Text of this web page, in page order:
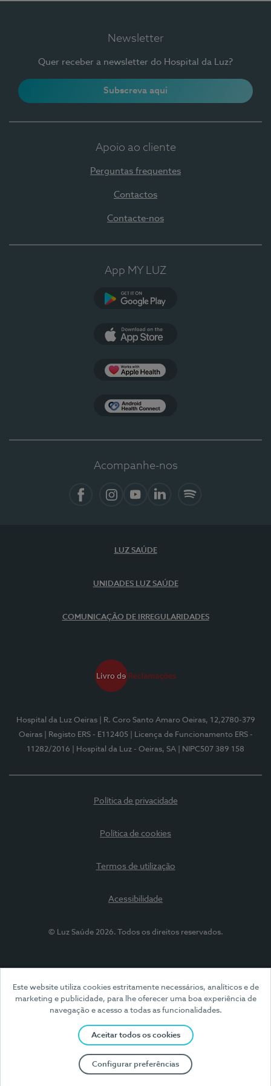
Este website utiliza cookies estritamente necessários, analíticos e de
marketing e publicidade, para lhe oferecer uma boa experiência de
navegação e acesso a todas as funcionalidades.
Aceitar todos os cookies
Configurar preferências
Newsletter
Quer receber a newsletter do Hospital da Luz?
Subscreva aqui
Apoio ao cliente
Perguntas frequentes
Contactos
Contacte-nos
App MY LUZ
Acompanhe-nos
LUZ SAÚDE
UNIDADES LUZ SAÚDE
COMUNICAÇÃO DE IRREGULARIDADES
Hospital da Luz Oeiras
| R. Coro Santo Amaro Oeiras, 12,2780-379
Oeiras
| Registo ERS - E112405
| Licença de Funcionamento ERS -
11282/2016
| Hospital da Luz - Oeiras, SA | NIPC507 389 158
Política de privacidade
Política de cookies
Termos de utilização
Acessibilidade
© Luz Saúde 2026. Todos os direitos reservados.